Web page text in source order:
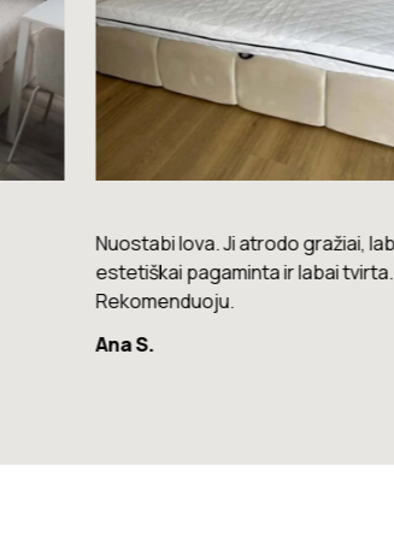
Nuostabi lova. Ji atrodo gražiai,
estetiškai pagaminta ir labai tvirta.
Rekomenduoju.
Ana S.